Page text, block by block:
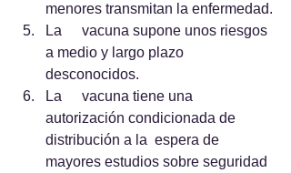
menores transmitan la enfermedad.
La 	vacuna supone unos riesgos
a medio y largo plazo
desconocidos.
La 	vacuna tiene una
autorización condicionada de
distribución a la 	espera de
mayores estudios sobre seguridad